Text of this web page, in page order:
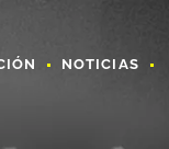
NOTICIAS